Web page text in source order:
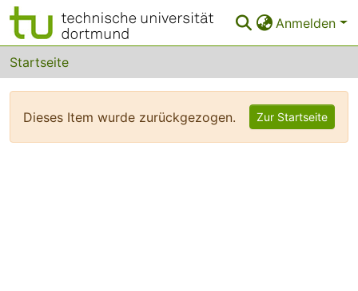
Anmelden
Bereiche & Sammlungen
Das gesamte Repositorium
FAQ
Startseite
Dieses Item wurde zurückgezogen. Zur Startseite